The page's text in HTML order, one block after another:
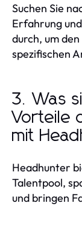
Suchen Sie
Erfahrung
durch, um
spezifischen
3. Was
Vorteile
mit
Headhunter
Talentpool,
und bringen